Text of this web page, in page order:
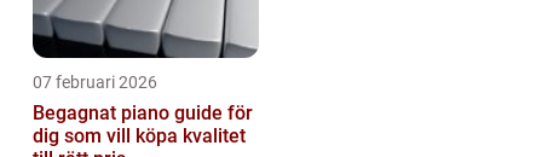
07 februari 2026
Begagnat piano guide för
dig som vill köpa kvalitet